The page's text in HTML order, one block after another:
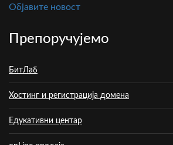
Oбјавите новост
Препоручујемо
БитЛаб
Хостинг и регистрација домена
Едукативни центар